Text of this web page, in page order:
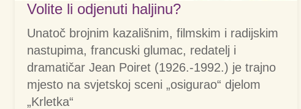
Volite li odjenuti haljinu?
Unatoč brojnim kazališnim, filmskim i radijskim
nastupima, francuski glumac, redatelj i
dramatičar Jean Poiret (1926.-1992.) je trajno
mjesto na svjetskoj sceni „osigurao“ djelom
„Krletka“